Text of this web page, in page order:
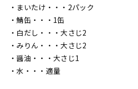
・まいたけ・・・2パック
・鯖缶・・・1缶
・白だし・・・大さじ2
・みりん・・・大さじ2
・醤油・・・大さじ1
・水・・・適量